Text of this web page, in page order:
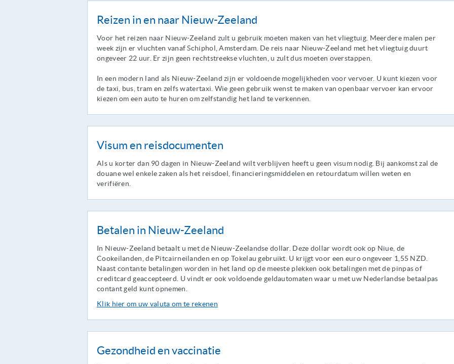
Reizen in en naar Nieuw-Zeeland
Voor het reizen naar Nieuw-Zeeland zult u gebruik moeten maken van het vliegtuig. Meerdere malen per
week zijn er vluchten vanaf Schiphol, Amsterdam. De reis naar Nieuw-Zeeland met het vliegtuig duurt
ongeveer 22 uur. Er zijn geen rechtstreekse vluchten, u zult dus moeten overstappen.
In een modern land als Nieuw-Zeeland zijn er voldoende mogelijkheden voor vervoer. U kunt kiezen voor
de taxi, bus, tram en zelfs watertaxi. Wie geen gebruik wenst te maken van openbaar vervoer kan ervoor
kiezen om een auto te huren om zelfstandig het land te verkennen.
Visum en reisdocumenten
Als u korter dan 90 dagen in Nieuw-Zeeland wilt verblijven heeft u geen visum nodig. Bij aankomst zal de
douane wel enkele zaken als het reisdoel, financieringsmiddelen en retourdatum willen weten en
verifiëren.
Betalen in Nieuw-Zeeland
In Nieuw-Zeeland betaalt u met de Nieuw-Zeelandse dollar. Deze dollar wordt ook op Niue, de
Cookeilanden, de Pitcairneilanden en op Tokelau gebruikt. U krijgt voor een euro ongeveer 1,55 NZD.
Naast contante betalingen worden in het land op de meeste plekken ook betalingen met de pinpas of
creditcard geaccepteerd. U vindt er ook voldoende geldautomaten waar u met uw Nederlandse betaalpas
contant geld kunt opnemen.
Klik hier om uw valuta om te rekenen
Gezondheid en vaccinatie